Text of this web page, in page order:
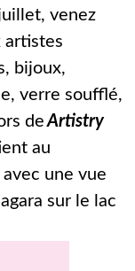
venez
artistes
bijoux,
verre soufflé,
deArtistry
au
une vue
sur le lac